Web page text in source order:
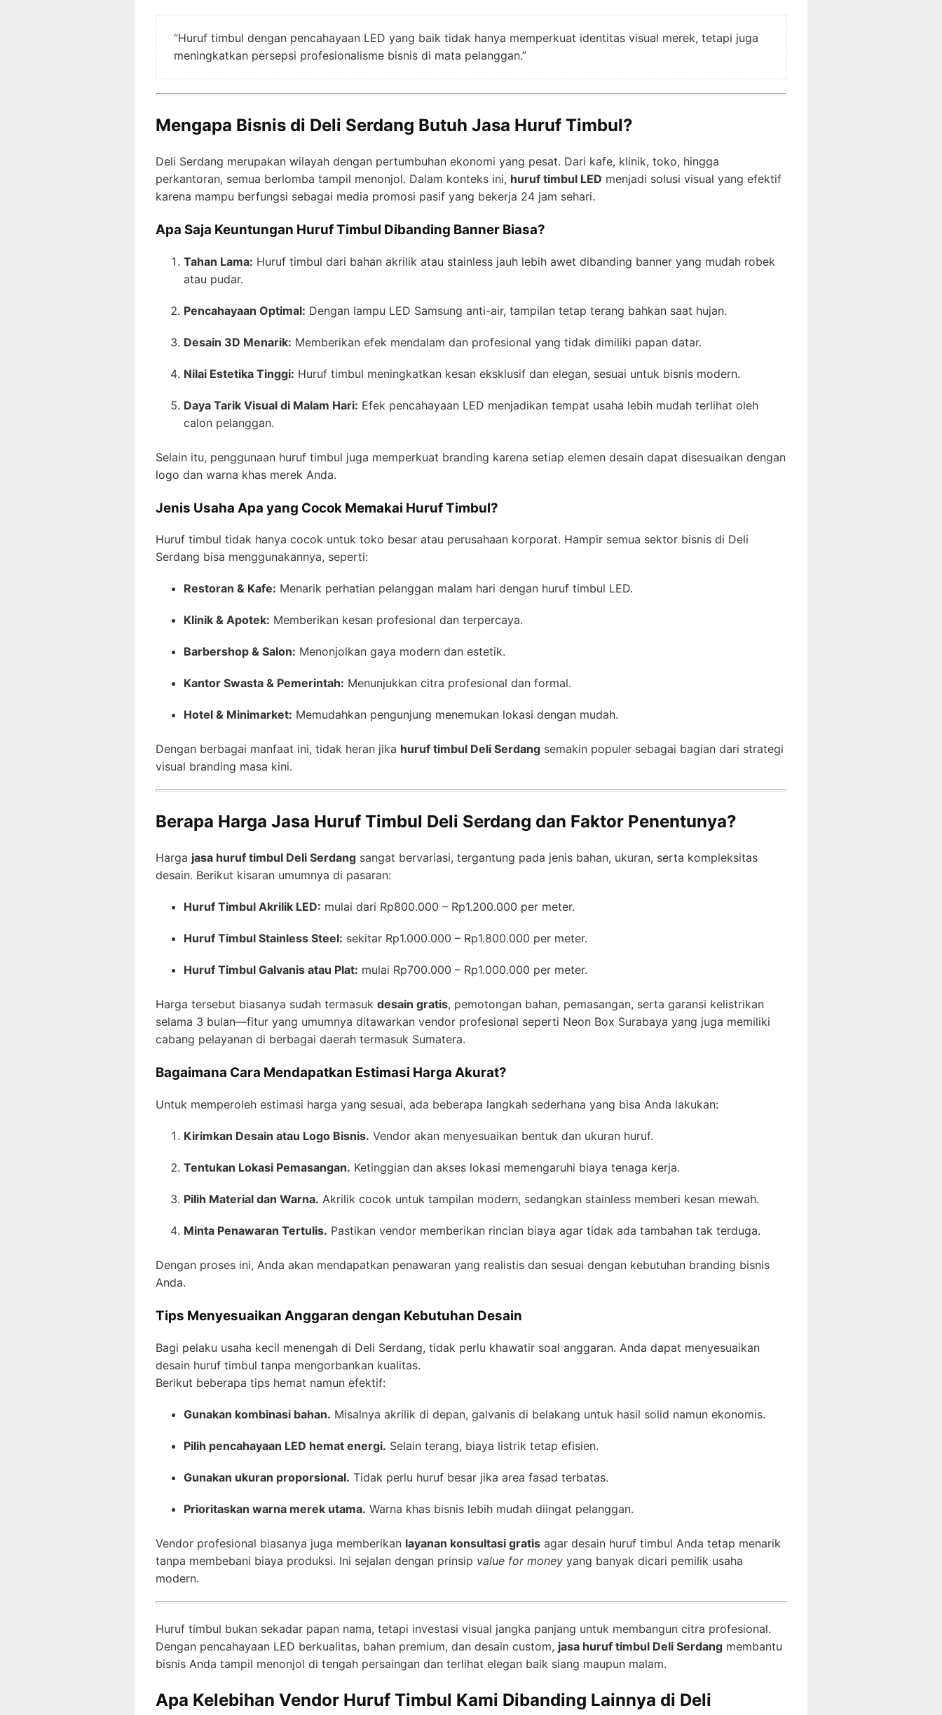
“Huruf timbul dengan pencahayaan LED yang baik tidak hanya memperkuat identitas visual merek, tetapi juga
meningkatkan persepsi profesionalisme bisnis di mata pelanggan.”
Mengapa Bisnis di Deli Serdang Butuh Jasa Huruf Timbul?
Deli Serdang merupakan wilayah dengan pertumbuhan ekonomi yang pesat. Dari kafe, klinik, toko, hingga
perkantoran, semua berlomba tampil menonjol. Dalam konteks ini, huruf timbul LED menjadi solusi visual yang efektif
karena mampu berfungsi sebagai media promosi pasif yang bekerja 24 jam sehari.
Apa Saja Keuntungan Huruf Timbul Dibanding Banner Biasa?
Tahan Lama: Huruf timbul dari bahan akrilik atau stainless jauh lebih awet dibanding banner yang mudah robek
atau pudar.
Pencahayaan Optimal: Dengan lampu LED Samsung anti-air, tampilan tetap terang bahkan saat hujan.
Desain 3D Menarik: Memberikan efek mendalam dan profesional yang tidak dimiliki papan datar.
Nilai Estetika Tinggi: Huruf timbul meningkatkan kesan eksklusif dan elegan, sesuai untuk bisnis modern.
Daya Tarik Visual di Malam Hari: Efek pencahayaan LED menjadikan tempat usaha lebih mudah terlihat oleh
calon pelanggan.
Selain itu, penggunaan huruf timbul juga memperkuat branding karena setiap elemen desain dapat disesuaikan dengan
logo dan warna khas merek Anda.
Jenis Usaha Apa yang Cocok Memakai Huruf Timbul?
Huruf timbul tidak hanya cocok untuk toko besar atau perusahaan korporat. Hampir semua sektor bisnis di Deli
Serdang bisa menggunakannya, seperti:
Restoran & Kafe: Menarik perhatian pelanggan malam hari dengan huruf timbul LED.
Klinik & Apotek: Memberikan kesan profesional dan terpercaya.
Barbershop & Salon: Menonjolkan gaya modern dan estetik.
Kantor Swasta & Pemerintah: Menunjukkan citra profesional dan formal.
Hotel & Minimarket: Memudahkan pengunjung menemukan lokasi dengan mudah.
Dengan berbagai manfaat ini, tidak heran jika huruf timbul Deli Serdang semakin populer sebagai bagian dari strategi
visual branding masa kini.
Berapa Harga Jasa Huruf Timbul Deli Serdang dan Faktor Penentunya?
Harga jasa huruf timbul Deli Serdang sangat bervariasi, tergantung pada jenis bahan, ukuran, serta kompleksitas
desain. Berikut kisaran umumnya di pasaran:
Huruf Timbul Akrilik LED: mulai dari Rp800.000 – Rp1.200.000 per meter.
Huruf Timbul Stainless Steel: sekitar Rp1.000.000 – Rp1.800.000 per meter.
Huruf Timbul Galvanis atau Plat: mulai Rp700.000 – Rp1.000.000 per meter.
Harga tersebut biasanya sudah termasuk desain gratis, pemotongan bahan, pemasangan, serta garansi kelistrikan
selama 3 bulan—fitur yang umumnya ditawarkan vendor profesional seperti Neon Box Surabaya yang juga memiliki
cabang pelayanan di berbagai daerah termasuk Sumatera.
Bagaimana Cara Mendapatkan Estimasi Harga Akurat?
Untuk memperoleh estimasi harga yang sesuai, ada beberapa langkah sederhana yang bisa Anda lakukan:
Kirimkan Desain atau Logo Bisnis. Vendor akan menyesuaikan bentuk dan ukuran huruf.
Tentukan Lokasi Pemasangan. Ketinggian dan akses lokasi memengaruhi biaya tenaga kerja.
Pilih Material dan Warna. Akrilik cocok untuk tampilan modern, sedangkan stainless memberi kesan mewah.
Minta Penawaran Tertulis. Pastikan vendor memberikan rincian biaya agar tidak ada tambahan tak terduga.
Dengan proses ini, Anda akan mendapatkan penawaran yang realistis dan sesuai dengan kebutuhan branding bisnis
Anda.
Tips Menyesuaikan Anggaran dengan Kebutuhan Desain
Bagi pelaku usaha kecil menengah di Deli Serdang, tidak perlu khawatir soal anggaran. Anda dapat menyesuaikan
desain huruf timbul tanpa mengorbankan kualitas.
Berikut beberapa tips hemat namun efektif:
Gunakan kombinasi bahan. Misalnya akrilik di depan, galvanis di belakang untuk hasil solid namun ekonomis.
Pilih pencahayaan LED hemat energi. Selain terang, biaya listrik tetap efisien.
Gunakan ukuran proporsional. Tidak perlu huruf besar jika area fasad terbatas.
Prioritaskan warna merek utama. Warna khas bisnis lebih mudah diingat pelanggan.
Vendor profesional biasanya juga memberikan layanan konsultasi gratis agar desain huruf timbul Anda tetap menarik
tanpa membebani biaya produksi. Ini sejalan dengan prinsip value for money yang banyak dicari pemilik usaha
modern.
Huruf timbul bukan sekadar papan nama, tetapi investasi visual jangka panjang untuk membangun citra profesional.
Dengan pencahayaan LED berkualitas, bahan premium, dan desain custom, jasa huruf timbul Deli Serdang membantu
bisnis Anda tampil menonjol di tengah persaingan dan terlihat elegan baik siang maupun malam.
Apa Kelebihan Vendor Huruf Timbul Kami Dibanding Lainnya di Deli